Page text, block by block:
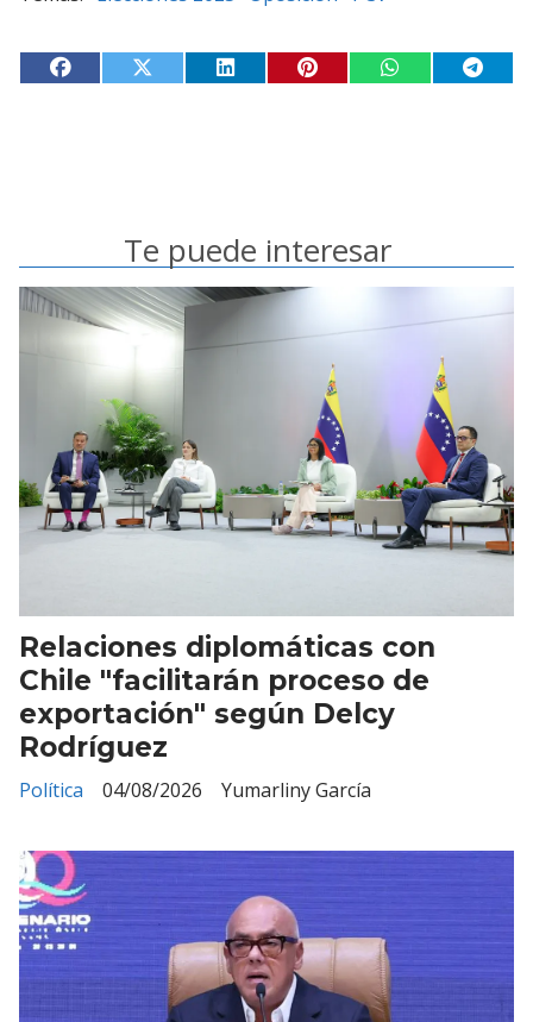
Te puede interesar
Relaciones diplomáticas con
Chile "facilitarán proceso de
exportación" según Delcy
Rodríguez
Yumarliny García
Política 04/08/2026